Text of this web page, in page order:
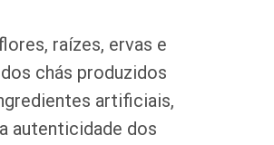
raízes, ervas e
chás produzidos
artificiais,
autenticidade dos